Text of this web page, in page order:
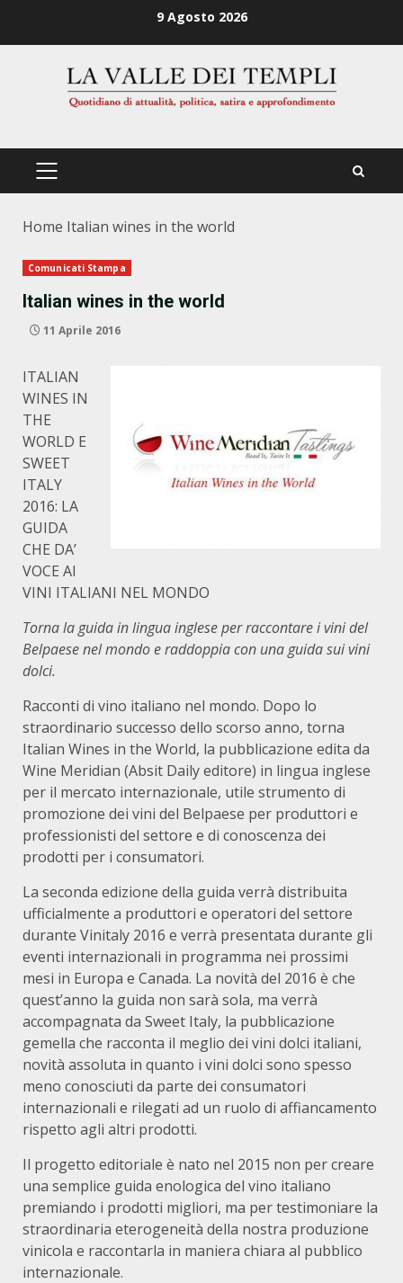
9 Agosto 2026
PRIMÄRES
Home Italian wines in the world
Comunicati Stampa
Italian wines in the world
11 Aprile 2016
ITALIAN
WINES IN
THE
WORLD E
SWEET
ITALY
2016: LA
GUIDA
CHE DA’
VOCE AI
VINI ITALIANI NEL MONDO
Torna la guida in lingua inglese per raccontare i vini del
Belpaese nel mondo e raddoppia con una guida sui vini
dolci.
Racconti di vino italiano nel mondo. Dopo lo
straordinario successo dello scorso anno, torna
Italian Wines in the World, la pubblicazione edita da
Wine Meridian (Absit Daily editore) in lingua inglese
per il mercato internazionale, utile strumento di
promozione dei vini del Belpaese per produttori e
professionisti del settore e di conoscenza dei
prodotti per i consumatori.
La seconda edizione della guida verrà distribuita
ufficialmente a produttori e operatori del settore
durante Vinitaly 2016 e verrà presentata durante gli
eventi internazionali in programma nei prossimi
mesi in Europa e Canada. La novità del 2016 è che
quest’anno la guida non sarà sola, ma verrà
accompagnata da Sweet Italy, la pubblicazione
gemella che racconta il meglio dei vini dolci italiani,
novità assoluta in quanto i vini dolci sono spesso
meno conosciuti da parte dei consumatori
internazionali e rilegati ad un ruolo di affiancamento
rispetto agli altri prodotti.
Il progetto editoriale è nato nel 2015 non per creare
una semplice guida enologica del vino italiano
premiando i prodotti migliori, ma per testimoniare la
straordinaria eterogeneità della nostra produzione
vinicola e raccontarla in maniera chiara al pubblico
internazionale.